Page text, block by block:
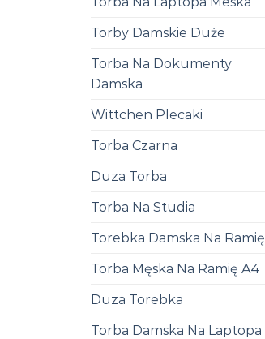
Torby Damskie Duże
Torba Na Dokumenty
Damska
Wittchen Plecaki
Torba Czarna
Duza Torba
Torba Na Studia
Torebka Damska Na Ramię
Torba Męska Na Ramię A4
Duza Torebka
Torba Damska Na Laptopa